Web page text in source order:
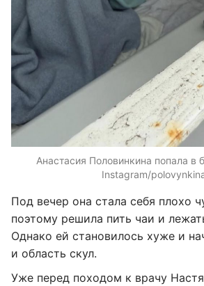
Анастасия Половинкина попала в
Instagram/
Под вечер она стала себя плохо
поэтому решила пить чаи и
Однако ей становилось хуже и
и область скул.
Уже перед походом к врачу